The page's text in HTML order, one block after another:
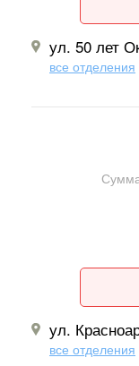
ул. 50 лет
все отделения
ул.
все отделения